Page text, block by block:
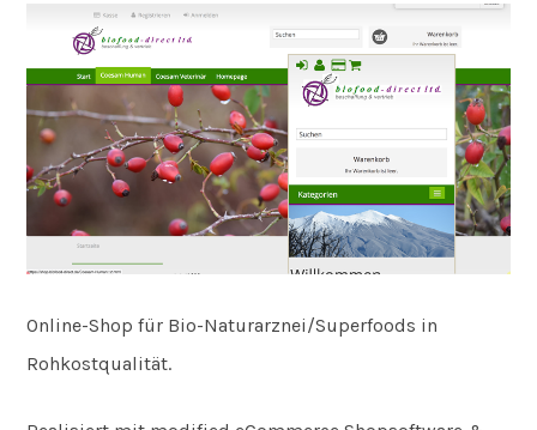
Online-Shop für Bio-Naturarznei/Superfoods in
Rohkostqualität.